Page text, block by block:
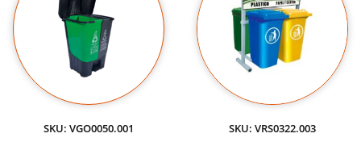
SKU: VGO0050.001 SKU: VRS0322.003